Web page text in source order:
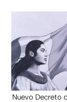
Nuevo Decreto